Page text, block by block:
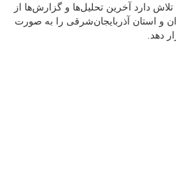
تلاش دارد آخرین تحلیل‌ها و گزارش‌ها از
و استان آذربایجان‌شرقی را به صورت
دهد.